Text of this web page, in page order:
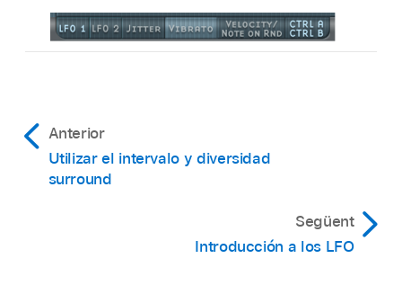
Anterior
Utilizar el intervalo y diversidad
surround
Següent
Introducción a los LFO